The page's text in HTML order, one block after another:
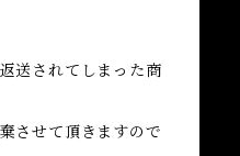
送されてしまった商
させて頂きますので